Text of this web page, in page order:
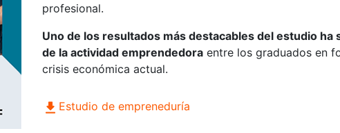
profesional.
Uno de los resultados más destacables del estudio
de la actividad emprendedora entre los graduados en
crisis económica actual.
Estudio de empreneduría